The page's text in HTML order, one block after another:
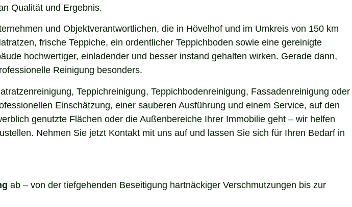
Qualität und Ergebnis.
und Objektverantwortlichen, die in Hövelhof und im Umkreis von 150 km
frische Teppiche, ein ordentlicher Teppichboden sowie eine gereinigte
hochwertiger, einladender und besser instand gehalten wirken. Gerade dann,
Reinigung besonders.
Teppichreinigung, Teppichbodenreinigung, Fassadenreinigung oder
Einschätzung, einer sauberen Ausführung und einem Service, auf den
genutzte Flächen oder die Außenbereiche Ihrer Immobilie geht – wir helfen
Nehmen Sie jetzt Kontakt mit uns auf und lassen Sie sich für Ihren Bedarf in
ab – von der tiefgehenden Beseitigung hartnäckiger Verschmutzungen bis zur